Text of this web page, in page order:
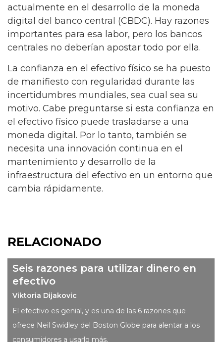
actualmente en el desarrollo de la moneda
digital del banco central (CBDC). Hay razones
importantes para esa labor, pero los bancos
centrales no deberían apostar todo por ella.
La confianza en el efectivo físico se ha puesto
de manifiesto con regularidad durante las
incertidumbres mundiales, sea cual sea su
motivo. Cabe preguntarse si esta confianza en
el efectivo físico puede trasladarse a una
moneda digital. Por lo tanto, también se
necesita una innovación continua en el
mantenimiento y desarrollo de la
infraestructura del efectivo en un entorno que
cambia rápidamente.
RELACIONADO
Seis razones para utilizar dinero en
efectivo
Viktoria Dijakovic
El efectivo es genial, y es una de las 6 razones que
ofrece Neil Swidley del Boston Globe para alentar a los
consumidores a usarlo más.